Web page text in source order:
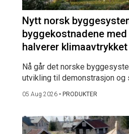
Nytt norsk
byggekostnadene
halverer klimaavtrykket
Nå går det norske
utvikling til demonstrasjon og
05 Aug 2026 • PRODUKTER